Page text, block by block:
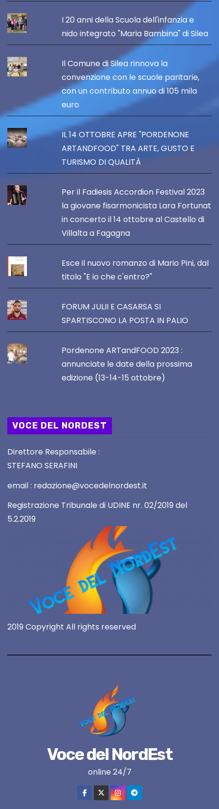
I 20 anni della Scuola dell'infanzia e
nido integrato "Maria Bambina" di Silea
Il Comune di Silea rinnova la
convenzione con le scuole paritarie,
con un contributo annuo di 105 mila
euro
IL 14 OTTOBRE APRE "PORDENONE
ARTANDFOOD" TRA ARTE, GUSTO E
TURISMO DI QUALITÀ
Per il Fadiesis Accordion Festival 2023
la giovane fisarmonicista Lara Fortunat
in concerto il 14 ottobre al Castello di
Villalta a Fagagna
Esce il nuovo romanzo di Mario Pini, dal
titolo "E io che c'entro?"
FORUM JULII E CASARSA SI
SPARTISCONO LA POSTA IN PALIO
Pordenone ARTandFOOD 2023 :
annunciate le date della prossima
edizione (13-14-15 ottobre)
VOCE DEL NORDEST
Direttore Responsabile :
STEFANO SERAFINI
email : redazione@vocedelnordest.it
Registrazione Tribunale di UDINE nr. 02/2019 del
5.2.2019
2019 Copyright All rights reserved
Voce del NordEst
online 24/7